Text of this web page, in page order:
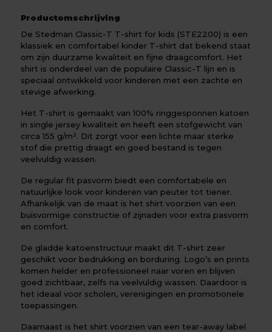
Productomschrijving
De Stedman Classic-T T-shirt for kids (STE2200) is een
klassiek en comfortabel kinder T-shirt dat bekend staat
om zijn duurzame kwaliteit en fijne draagcomfort. Het
shirt is onderdeel van de populaire Classic-T lijn en is
speciaal ontwikkeld voor kinderen met een zachte en
stevige afwerking.
Het T-shirt is gemaakt van 100% ringgesponnen katoen
in single jersey kwaliteit en heeft een stofgewicht van
circa 155 g/m². Dit zorgt voor een lichte maar sterke
stof die prettig draagt en goed bestand is tegen
veelvuldig wassen.
De regular fit pasvorm biedt een comfortabele en
natuurlijke look voor kinderen van peuter tot tiener.
Afhankelijk van de maat is het shirt voorzien van een
buisvormige constructie of zijnaden voor extra pasvorm
en comfort.
De gladde katoenstructuur maakt dit T-shirt zeer
geschikt voor bedrukking en borduring. Logo’s en prints
komen helder en professioneel naar voren en blijven
goed zichtbaar, zelfs na veelvuldig wassen. Daardoor is
het ideaal voor scholen, verenigingen en promotionele
toepassingen.
Daarnaast is het shirt voorzien van een tear-away label